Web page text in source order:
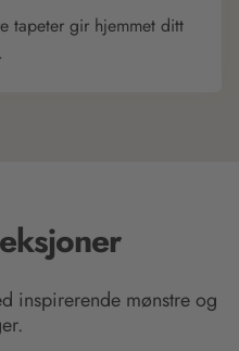
tapeter gir hjemmet ditt
inspirerende mønstre og